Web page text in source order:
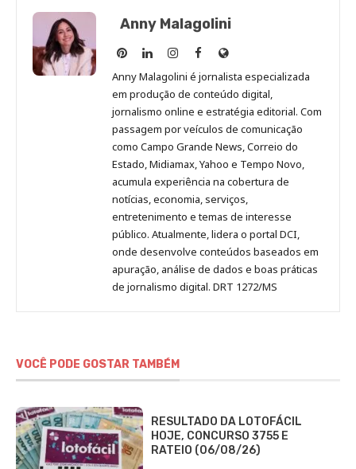
Anny Malagolini
Anny
Malagolini
no
Pinterest
Anny
Malagolini
no
LinkedIn
Anny
Malagolini
no
Instagram
Anny
Malagolini
no
Facebook
Site
de
Anny
Malagolini
Anny Malagolini é jornalista especializada
em produção de conteúdo digital,
jornalismo online e estratégia editorial. Com
passagem por veículos de comunicação
como Campo Grande News, Correio do
Estado, Midiamax, Yahoo e Tempo Novo,
acumula experiência na cobertura de
notícias, economia, serviços,
entretenimento e temas de interesse
público. Atualmente, lidera o portal DCI,
onde desenvolve conteúdos baseados em
apuração, análise de dados e boas práticas
de jornalismo digital. DRT 1272/MS
VOCÊ PODE GOSTAR TAMBÉM
RESULTADO DA LOTOFÁCIL
HOJE, CONCURSO 3755 E
RATEIO (06/08/26)